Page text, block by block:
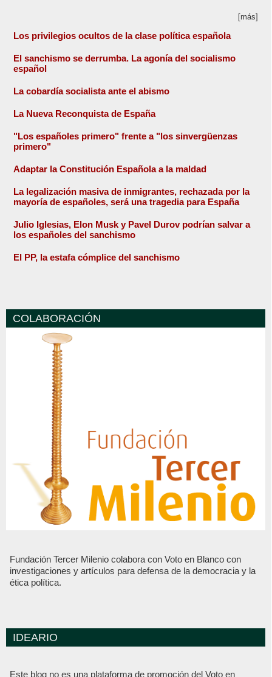
[más]
Los privilegios ocultos de la clase política española
El sanchismo se derrumba. La agonía del socialismo
español
La cobardía socialista ante el abismo
La Nueva Reconquista de España
"Los españoles primero" frente a "los sinvergüenzas
primero"
Adaptar la Constitución Española a la maldad
La legalización masiva de inmigrantes, rechazada por la
mayoría de españoles, será una tragedia para España
Julio Iglesias, Elon Musk y Pavel Durov podrían salvar a
los españoles del sanchismo
El PP, la estafa cómplice del sanchismo
COLABORACIÓN
Fundación Tercer Milenio colabora con Voto en Blanco con
investigaciones y artículos para defensa de la democracia y la
ética política.
IDEARIO
Este blog no es una plataforma de promoción del Voto en